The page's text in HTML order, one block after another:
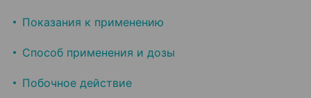
Показания к применению
Способ применения и дозы
Побочное действие